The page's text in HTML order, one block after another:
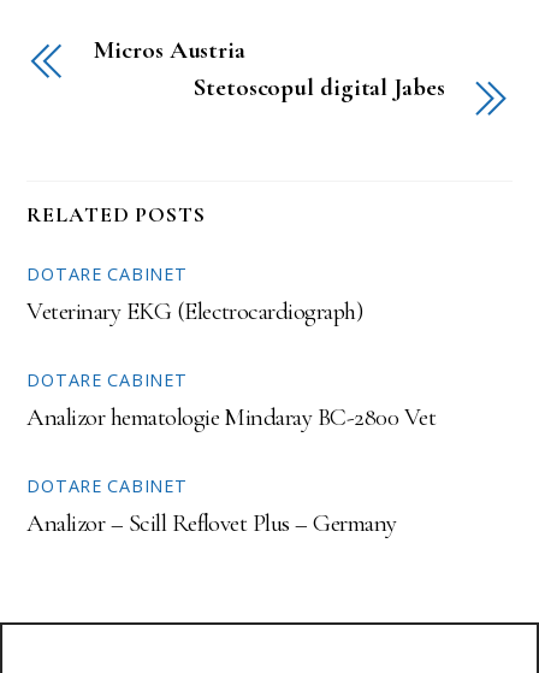
Micros Austria
Stetoscopul digital Jabes
RELATED POSTS
DOTARE CABINET
Veterinary EKG (Electrocardiograph)
DOTARE CABINET
Analizor hematologie Mindaray BC-2800 Vet
DOTARE CABINET
Analizor – Scill Reflovet Plus – Germany